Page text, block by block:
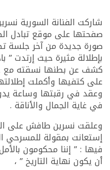
شاركت الفنانة السورية
صفحتها على موقع تبادل
صورة جديدة من آخر جلسة
بإطلالة مثيرة حيث إرتدت ”
كشف عن بطنها نسقته مع
على كتفيها وأكملت
وعقد في رقبتها وساعة
في غاية الجمال والأناقة .
وعلقت نسرين طافش على
إستعانت بمقولة
فيها : ” إننا محكومون
أن يكون نهاية التاريخ ” ،